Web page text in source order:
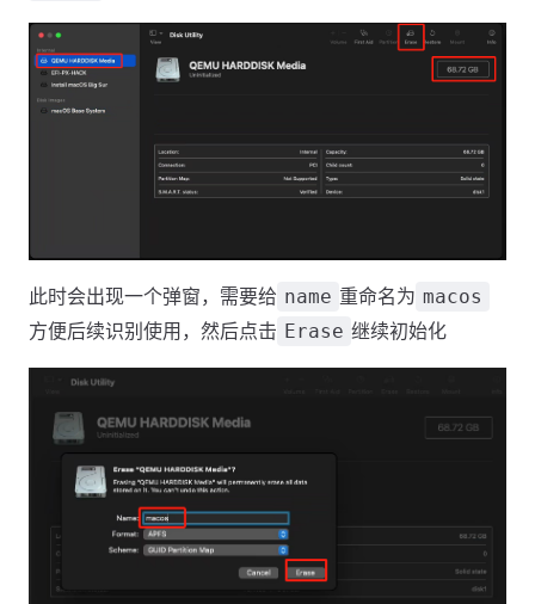
此时会出现一个弹窗，需要给 name 重命名为 macos
方便后续识别使用，然后点击 Erase 继续初始化